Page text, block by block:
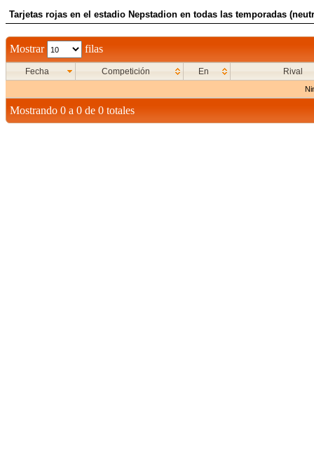
Tarjetas rojas en el estadio Nepstadion en todas las temporadas
Mostrar filas
Fecha Competición En Rival
Mostrando 0 a 0 de 0 totales